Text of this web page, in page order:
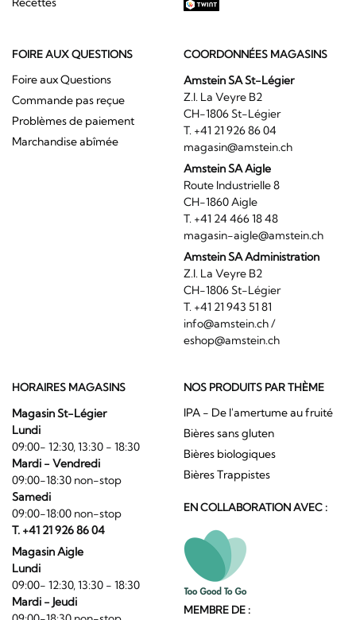
FOIRE AUX QUESTIONS
Foire aux Questions
Commande pas reçue
Problèmes de paiement
Marchandise abîmée
COORDONNÉES MAGASINS
Amstein SA St-Légier
Z.I. La Veyre B2
CH-1806 St-Légier
T. +41 21 926 86 04
magasin@amstein.ch
Amstein SA Aigle
Route Industrielle 8
CH-1860 Aigle
T. +41 24 466 18 48
magasin-aigle@amstein.ch
Amstein SA Administration
Z.I. La Veyre B2
CH-1806 St-Légier
T. +41 21 943 51 81
info@amstein.ch/
eshop@amstein.ch
HORAIRES MAGASINS
Magasin St-Légier
Lundi
09:00- 12:30, 13:30 - 18:30
Mardi - Vendredi
09:00-18:30 non-stop
Samedi
09:00-18:00 non-stop
T. +41 21 926 86 04
Magasin Aigle
Lundi
09:00- 12:30, 13:30 - 18:30
Mardi - Jeudi
NOS PRODUITS PAR THÈME
IPA - De l'amertume au fruité
Bières sans gluten
Bières biologiques
Bières Trappistes
EN COLLABORATION AVEC :
MEMBRE DE :